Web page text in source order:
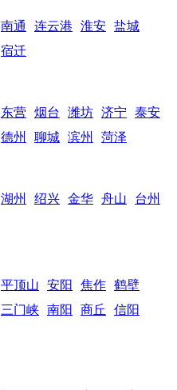
南通 连云港 淮安 盐城
宿迁
东营 烟台 潍坊 济宁 泰安
德州 聊城 滨州
菏泽
湖州 绍兴 金华 舟山
台州
平顶山 安阳 焦作 鹤壁
三门峡 南阳 商丘
信阳